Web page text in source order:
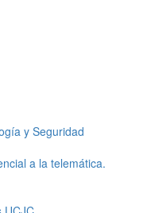
y Seguridad
a la telemática.